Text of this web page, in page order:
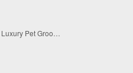
Luxury Pet Grooming in Miami | Dogs & Cats 305-493-8828